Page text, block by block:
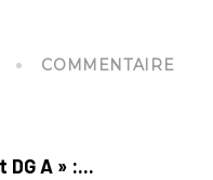
COMMENTAIRE
DG A » :...